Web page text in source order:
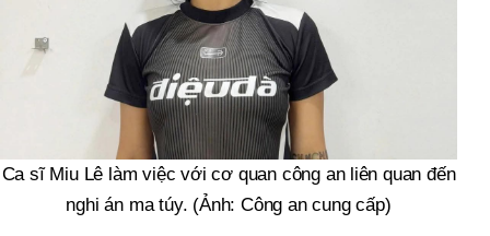
Ca sĩ Miu Lê làm việc với cơ quan công an liên quan đến
nghi án ma túy. (Ảnh: Công an cung cấp)